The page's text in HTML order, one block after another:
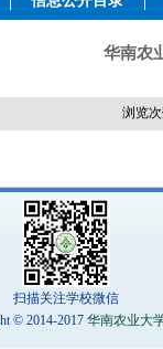
华南农
浏览
扫描关注学校微信
© 2014-2017 华南农业大